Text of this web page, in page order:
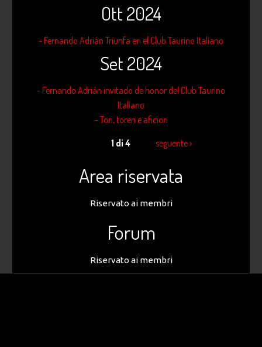
Ott 2024
- Fernando Adrián Triunfa en el Club Taurino Italiano
Set 2024
- Fernando Adrián invitado de honor del Club Taurino
Italiano
- Tori, toreri e aficion
1 di 4
seguente ›
Area riservata
Riservato ai membri
Forum
Riservato ai membri